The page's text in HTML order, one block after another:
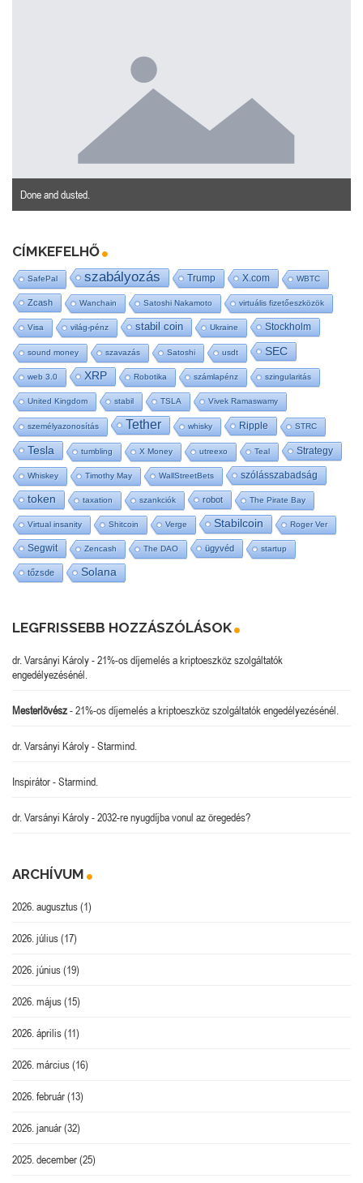
Done and dusted.
CÍMKEFELHŐ
SafePal szabályozás Trump X.com WBTC
Zcash Wanchain Satoshi Nakamoto virtuális fizetőeszközök
Visa világ-pénz stabil coin Ukraine Stockholm
sound money szavazás Satoshi usdt SEC
web 3.0 XRP Robotika számlapénz szingularitás
United Kingdom stabil TSLA Vivek Ramaswamy
személyazonosítás Tether whisky Ripple STRC
Tesla tumbling X Money utreexo Teal Strategy
Whiskey Timothy May WallStreetBets szólásszabadság
token taxation szankciók robot The Pirate Bay
Virtual insanity Shitcoin Verge Stabilcoin Roger Ver
Segwit Zencash The DAO ügyvéd startup
tőzsde Solana
LEGFRISSEBB HOZZÁSZÓLÁSOK
dr. Varsányi Károly-21%-os díjemelés a kriptoeszköz szolgáltatók
engedélyezésénél.
Mesterlövész-21%-os díjemelés a kriptoeszköz szolgáltatók engedélyezésénél.
dr. Varsányi Károly-Starmind.
Inspirátor-Starmind.
dr. Varsányi Károly-2032-re nyugdíjba vonul az öregedés?
ARCHÍVUM
2026. augusztus(1)
2026. július(17)
2026. június(19)
2026. május(15)
2026. április(11)
2026. március(16)
2026. február(13)
2026. január(32)
2025. december(25)